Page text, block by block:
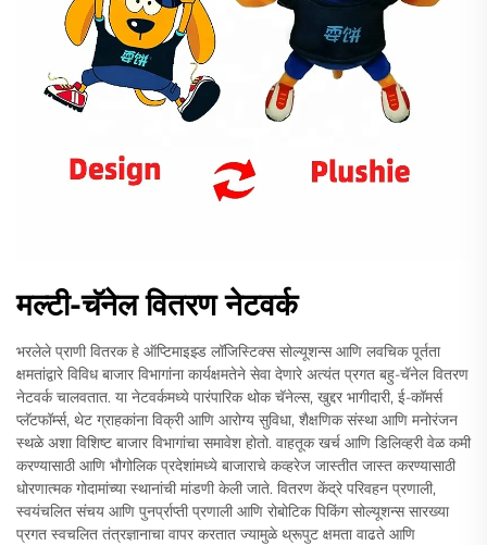
मल्टी-चॅनेल वितरण नेटवर्क
भरलेले प्राणी वितरक हे ऑप्टिमाइझ्ड लॉजिस्टिक्स सोल्यूशन्स आणि लवचिक पूर्तता
क्षमतांद्वारे विविध बाजार विभागांना कार्यक्षमतेने सेवा देणारे अत्यंत प्रगत बहु-चॅनेल वितरण
नेटवर्क चालवतात. या नेटवर्कमध्ये पारंपारिक थोक चॅनेल्स, खुद्दर भागीदारी, ई-कॉमर्स
प्लॅटफॉर्म्स, थेट ग्राहकांना विक्री आणि आरोग्य सुविधा, शैक्षणिक संस्था आणि मनोरंजन
स्थळे अशा विशिष्ट बाजार विभागांचा समावेश होतो. वाहतूक खर्च आणि डिलिव्हरी वेळ कमी
करण्यासाठी आणि भौगोलिक प्रदेशांमध्ये बाजाराचे कव्हरेज जास्तीत जास्त करण्यासाठी
धोरणात्मक गोदामांच्या स्थानांची मांडणी केली जाते. वितरण केंद्रे परिवहन प्रणाली,
स्वयंचलित संचय आणि पुनर्प्राप्ती प्रणाली आणि रोबोटिक पिकिंग सोल्यूशन्स सारख्या
प्रगत स्वचलित तंत्रज्ञानाचा वापर करतात ज्यामुळे थ्रूपुट क्षमता वाढते आणि